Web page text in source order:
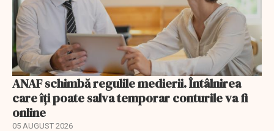
ANAF schimbă regulile medierii. Întâlnirea
care îți poate salva temporar conturile va fi
online
05 AUGUST 2026